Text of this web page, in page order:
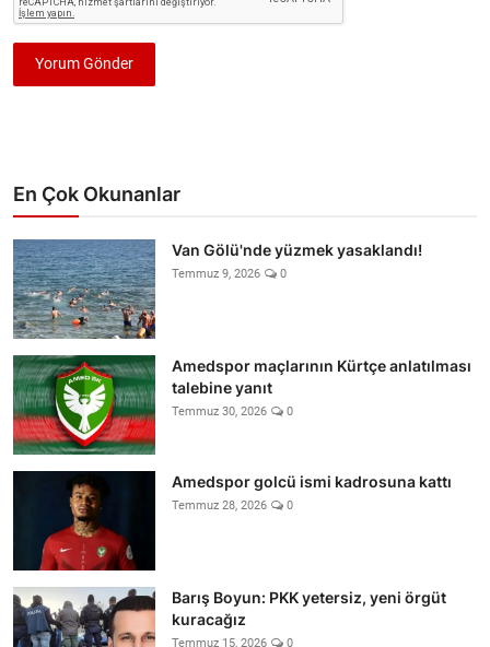
Yorum Gönder
En Çok Okunanlar
Van Gölü'nde yüzmek yasaklandı!
Temmuz 9, 2026 0
Amedspor maçlarının Kürtçe anlatılması
talebine yanıt
Temmuz 30, 2026 0
Amedspor golcü ismi kadrosuna kattı
Temmuz 28, 2026 0
Barış Boyun: PKK yetersiz, yeni örgüt
kuracağız
Temmuz 15, 2026 0